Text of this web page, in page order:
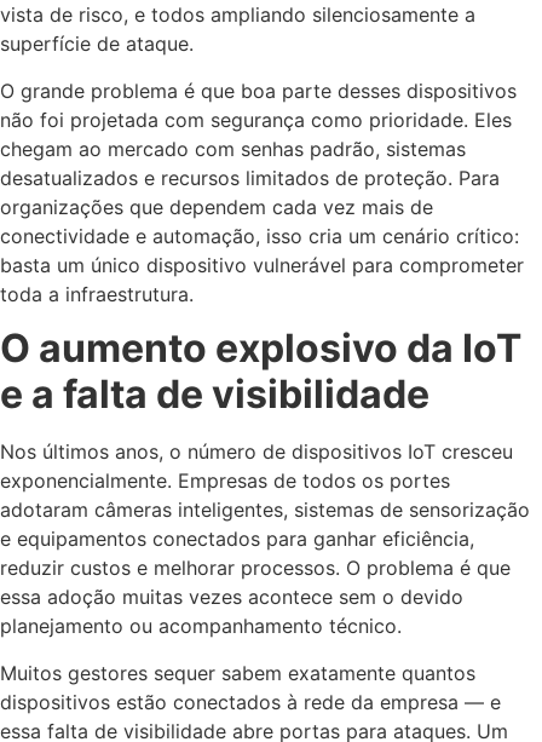
vista de risco, e todos ampliando silenciosamente a
superfície de ataque.
O grande problema é que boa parte desses dispositivos
não foi projetada com segurança como prioridade. Eles
chegam ao mercado com senhas padrão, sistemas
desatualizados e recursos limitados de proteção. Para
organizações que dependem cada vez mais de
conectividade e automação, isso cria um cenário crítico:
basta um único dispositivo vulnerável para comprometer
toda a infraestrutura.
O aumento explosivo da IoT
e a falta de visibilidade
Nos últimos anos, o número de dispositivos IoT cresceu
exponencialmente. Empresas de todos os portes
adotaram câmeras inteligentes, sistemas de sensorização
e equipamentos conectados para ganhar eficiência,
reduzir custos e melhorar processos. O problema é que
essa adoção muitas vezes acontece sem o devido
planejamento ou acompanhamento técnico.
Muitos gestores sequer sabem exatamente quantos
dispositivos estão conectados à rede da empresa — e
essa falta de visibilidade abre portas para ataques. Um